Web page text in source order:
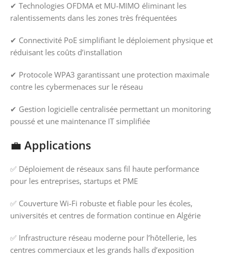
✔ Technologies OFDMA et MU-MIMO éliminant les
ralentissements dans les zones très fréquentées
✔ Connectivité PoE simplifiant le déploiement physique et
réduisant les coûts d’installation
✔ Protocole WPA3 garantissant une protection maximale
contre les cybermenaces sur le réseau
✔ Gestion logicielle centralisée permettant un monitoring
poussé et une maintenance IT simplifiée
💼 Applications
✅ Déploiement de réseaux sans fil haute performance
pour les entreprises, startups et PME
✅ Couverture Wi-Fi robuste et fiable pour les écoles,
universités et centres de formation continue en Algérie
✅ Infrastructure réseau moderne pour l’hôtellerie, les
centres commerciaux et les grands halls d’exposition